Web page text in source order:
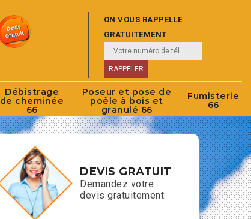
ON VOUS RAPPELLE
GRATUITEMENT
Débistrage
de cheminée
66
Poseur et pose de
poêle à bois et
granulé 66
Fumisterie
66
DEVIS GRATUIT
Demandez votre
devis gratuitement